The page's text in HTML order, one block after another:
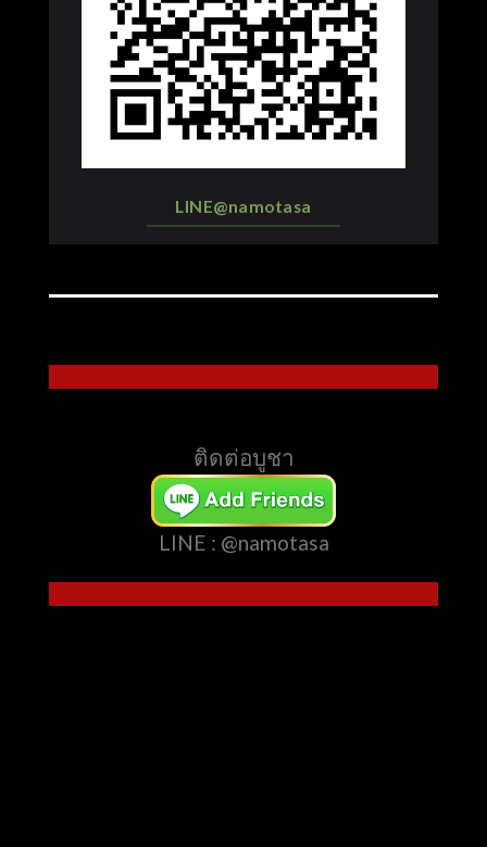
LINE@namotasa
ติดต่อบูชา
LINE : @namotasa